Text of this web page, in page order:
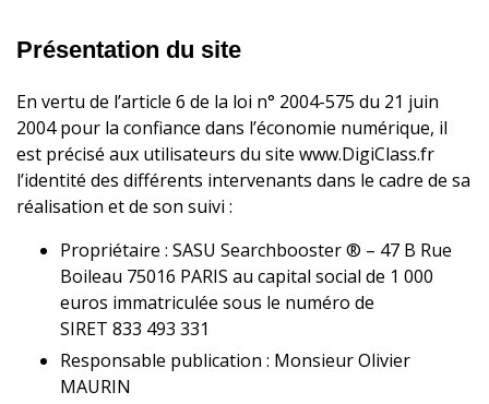
Présentation du site
En vertu de l’article 6 de la loi n° 2004-575 du 21 juin
2004 pour la confiance dans l’économie numérique, il
est précisé aux utilisateurs du site www.DigiClass.fr
l’identité des différents intervenants dans le cadre de sa
réalisation et de son suivi :
Propriétaire : SASU Searchbooster ® – 47 B Rue
Boileau 75016 PARIS au capital social de 1 000
euros immatriculée sous le numéro de
SIRET 833 493 331
Responsable publication : Monsieur Olivier
MAURIN